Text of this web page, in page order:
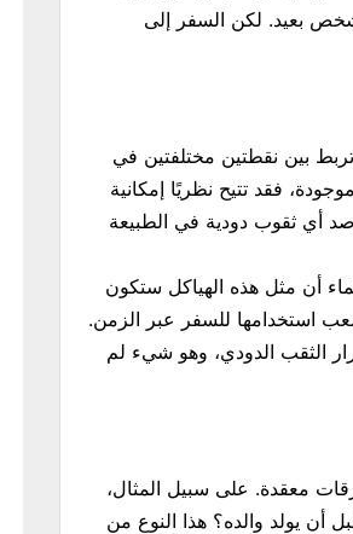
بعيد. لكن السفر إلى
بين نقطتين مختلفتين في
فقد تتيح نظريًا إمكانية
أي ثقوب دودية في الطبيعة
أن مثل هذه الهياكل ستكون
استخدامها للسفر عبر الزمن.
الثقب الدودي، وهو شيء لم
معقدة. على سبيل المثال،
يولد والده؟ هذا النوع من